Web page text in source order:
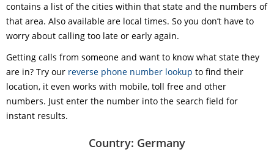
contains a list of the cities within that state and the numbers of
that area. Also available are local times. So you don’t have to
worry about calling too late or early again.
Getting calls from someone and want to know what state they
are in? Try our reverse phone number lookup to find their
location, it even works with mobile, toll free and other
numbers. Just enter the number into the search field for
instant results.
Country: Germany